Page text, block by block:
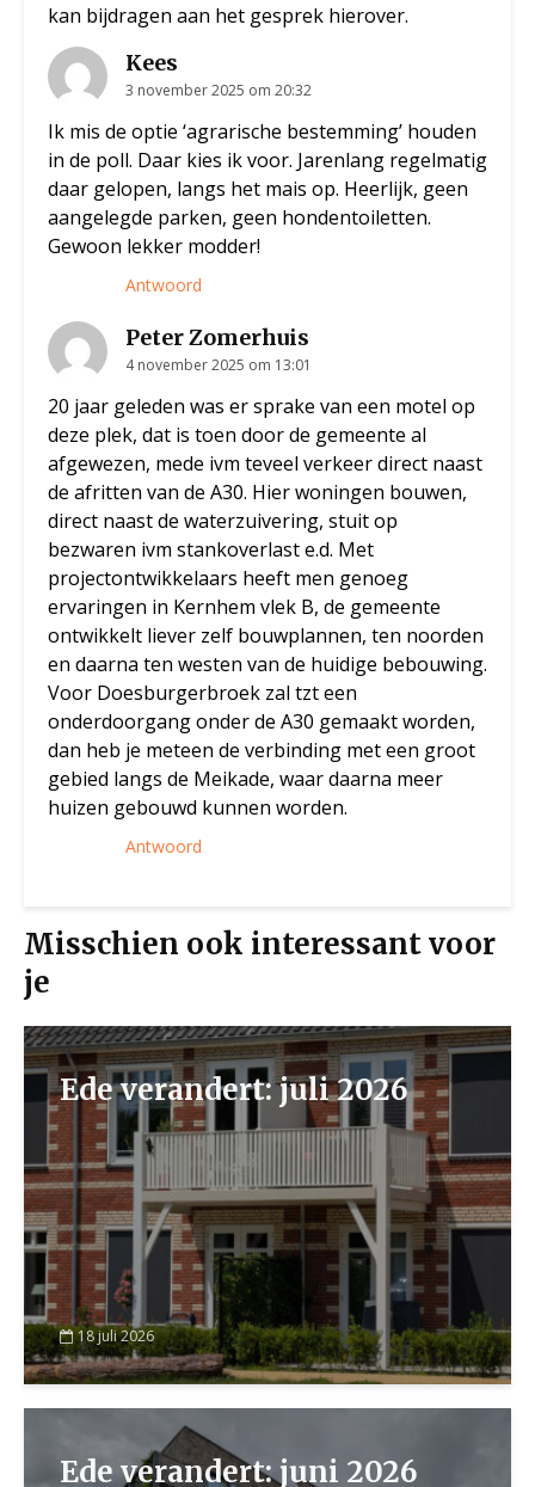
kan bijdragen aan het gesprek hierover.
Kees
3 november 2025 om 20:32
Ik mis de optie ‘agrarische bestemming’ houden
in de poll. Daar kies ik voor. Jarenlang regelmatig
daar gelopen, langs het mais op. Heerlijk, geen
aangelegde parken, geen hondentoiletten.
Gewoon lekker modder!
Antwoord
Peter Zomerhuis
4 november 2025 om 13:01
20 jaar geleden was er sprake van een motel op
deze plek, dat is toen door de gemeente al
afgewezen, mede ivm teveel verkeer direct naast
de afritten van de A30. Hier woningen bouwen,
direct naast de waterzuivering, stuit op
bezwaren ivm stankoverlast e.d. Met
projectontwikkelaars heeft men genoeg
ervaringen in Kernhem vlek B, de gemeente
ontwikkelt liever zelf bouwplannen, ten noorden
en daarna ten westen van de huidige bebouwing.
Voor Doesburgerbroek zal tzt een
onderdoorgang onder de A30 gemaakt worden,
dan heb je meteen de verbinding met een groot
gebied langs de Meikade, waar daarna meer
huizen gebouwd kunnen worden.
Antwoord
Misschien ook interessant voor
je
Ede verandert: juli 2026
18 juli 2026
Ede verandert: juni 2026